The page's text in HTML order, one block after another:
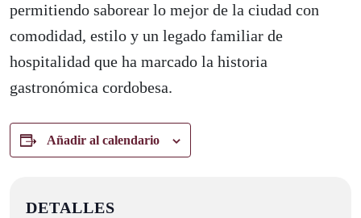
permitiendo saborear lo mejor de la ciudad con
comodidad, estilo y un legado familiar de
hospitalidad que ha marcado la historia
gastronómica cordobesa.
Añadir al calendario
DETALLES